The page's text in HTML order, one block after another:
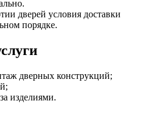
дверей условия доставки
порядке.
дверных конструкций;
изделиями.